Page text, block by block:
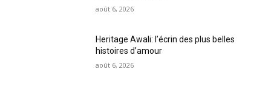
août 6, 2026
Heritage Awali: l’écrin des plus belles
histoires d’amour
août 6, 2026